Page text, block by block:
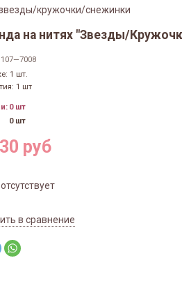
кружочки/снежинки
на нитях "Звезды/
107—7008
1 шт.
1 шт
0 шт
0 шт
руб
в сравнение